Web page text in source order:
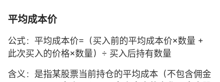
平均成本价
公式：平均成本价=（买入前的平均成本价×数量 +
此次买入的价格×数量）÷ 买入后持有数量
含义：是指某股票当前持仓的平均成本（不包含佣金